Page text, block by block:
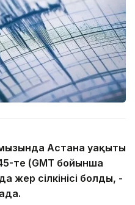
Астана уақыты
те (GMT бойынша
жер сілкінісі болды, -